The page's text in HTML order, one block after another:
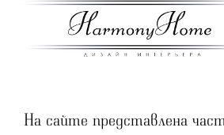
На сайте представлена